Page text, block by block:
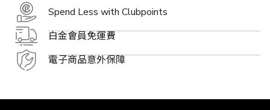
Spend Less with Clubpoints
白金會員免運費
電子商品意外保障